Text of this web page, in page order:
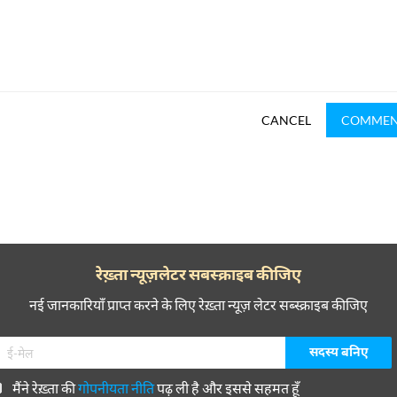
CANCEL
रेख़्ता न्यूज़लेटर सबस्क्राइब कीजिए
नई जानकारियाँ प्राप्त करने के लिए रेख़्ता न्यूज़ लेटर सब्स्क्राइब कीजिए
मैंने रेख़्ता कीगोपनीयता नीतिपढ़ ली है और इससे सहमत हूँ